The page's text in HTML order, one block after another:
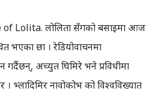
Lolita. लोलिता सँगको बसाइमा आज
भएका छौँ । रेडियोवाचनमा
गर्दैछन्, अच्युत घिमिरे भने प्रविधीमा
भ्लादिमिर नावोकोभ को विश्वविख्यात